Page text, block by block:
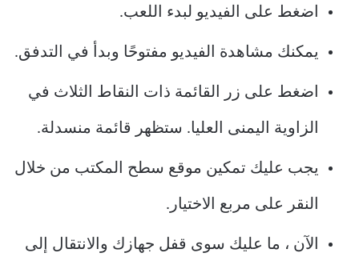
اضغط على الفيديو لبدء اللعب.
يمكنك مشاهدة الفيديو مفتوحًا وبدأ في التدفق.
اضغط على زر القائمة ذات النقاط الثلاث في
الزاوية اليمنى العليا. ستظهر قائمة منسدلة.
يجب عليك تمكين موقع سطح المكتب من خلال
النقر على مربع الاختيار.
الآن ، ما عليك سوى قفل جهازك والانتقال إلى